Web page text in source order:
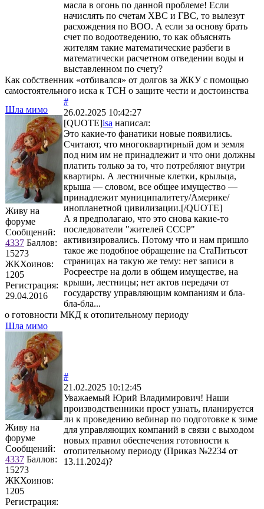
масла в огонь по данной проблеме! Если
начислять по счетам ХВС и ГВС, то вылезут
расхождения по ВОО. А если за основу брать
счет по водоотведению, то как объяснять
жителям такие математические разбеги в
математически расчетном отведении воды и
выставленном по счету?
Как собственник «отбивался» от долгов за ЖКУ с помощью
самостоятельного иска к ТСН о защите чести и достоинства
Шла мимо
Живу на
форуме
Сообщений:
4337 Баллов:
15273
ЖКХоинов:
1205
Регистрация:
29.04.2016
#
26.02.2025 10:42:27
[QUOTE]isa написал:
Это какие-то фанатики новые появились.
Считают, что многоквартирный дом и земля
под ним им не принадлежит и что они должны
платить только за то, что потребляют внутри
квартиры. А лестничные клетки, крыльца,
крыша — словом, все общее имущество —
принадлежит муниципалитету/Америке/
инопланетной цивилизации.[/QUOTE]
А я предполагаю, что это снова какие-то
последователи "жителей СССР"
активизировались. Потому что и нам пришло
такое же подобное обращение на СтаПитьсот
страницах на такую же тему: нет записи в
Росреестре на доли в общем имуществе, на
крыши, лестницы; нет актов передачи от
государству управляющим компаниям и бла-
бла-бла...
о готовности МКД к отопительному периоду
Шла мимо
Живу на
форуме
Сообщений:
4337 Баллов:
15273
ЖКХоинов:
1205
Регистрация:
#
21.02.2025 10:12:45
Уважаемый Юрий Владимирович! Наши
производственники прост узнать, планируется
ли к проведению вебинар по подготовке к зиме
для управляющих компаний в связи с выходом
новых правил обеспечения готовности к
отопительному периоду (Приказ №2234 от
13.11.2024)?